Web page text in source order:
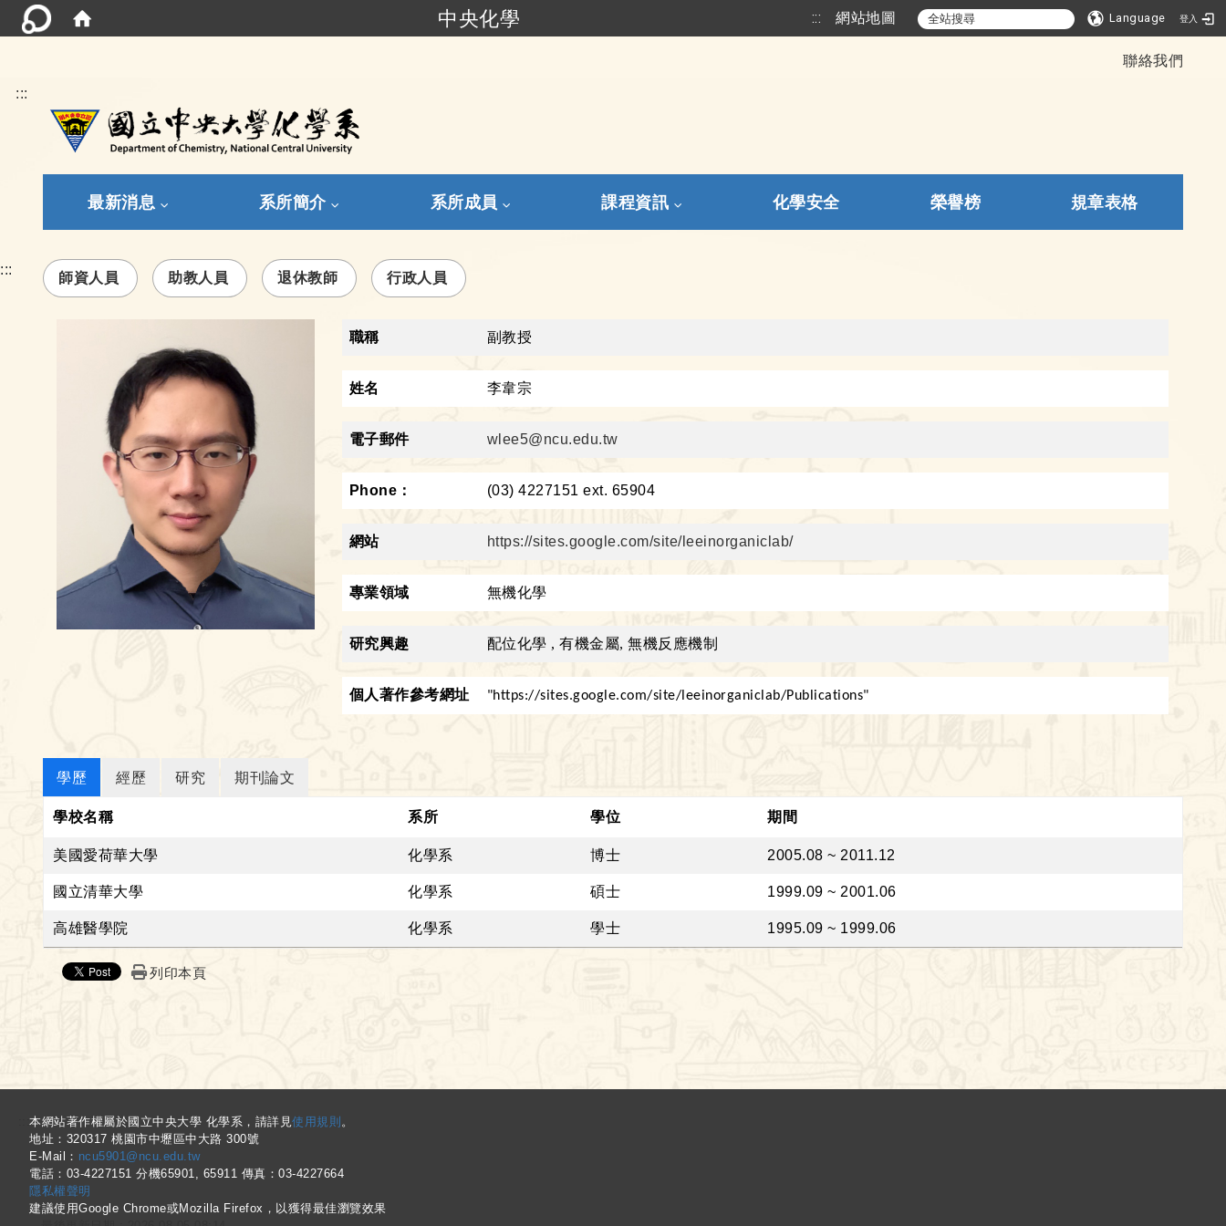
中央化學 ::: 網站地圖 Language 登入
聯絡我們
:::
最新消息 系所簡介 系所成員 課程資訊 化學安全 榮譽榜 規章表格
:::
師資人員 助教人員 退休教師 行政人員
職稱 副教授
姓名 李韋宗
電子郵件 wlee5@ncu.edu.tw
Phone： (03) 4227151 ext. 65904
網站 https://sites.google.com/site/leeinorganiclab/
專業領域 無機化學
研究興趣 配位化學 ,有機金屬,無機反應機制
個人著作參考網址 "https://sites.google.com/site/leeinorganiclab/Publications"
學歷 經歷 研究 期刊論文
學校名稱 系所 學位 期間
美國愛荷華大學 化學系 博士 2005.08 ~ 2011.12
國立清華大學 化學系 碩士 1999.09 ~ 2001.06
高雄醫學院 化學系 學士 1995.09 ~ 1999.06
列印本頁
:::本網站著作權屬於國立中央大學 化學系，請詳見使用規則 。
地址：320317 桃園市中壢區中大路 300號
E-Mail： ncu5901@ncu.edu.tw
電話：03-4227151 分機65901, 65911 傳真：03-4227664
隱私權聲明
建議使用Google Chrome或Mozilla Firefox，以獲得最佳瀏覽效果